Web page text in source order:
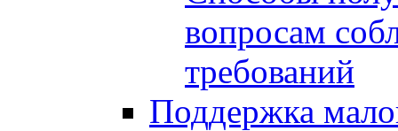
вопросам
требований
Поддержка